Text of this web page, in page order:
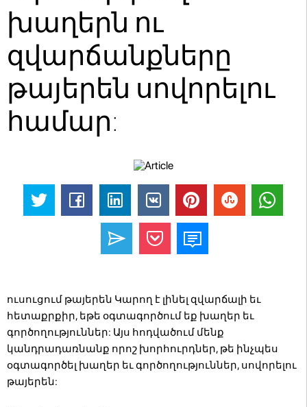
խաղերն ու
զվարճանքները
թայերեն սովորելու
համար:
ուսուցում թայերեն Կարող է լինել զվարճալի եւ
հետաքրքիր, եթե օգտագործում եք խաղեր եւ
գործողություններ: Այս հոդվածում մենք
կանդրադառնանք որոշ խորհուրդներ, թե ինչպես
օգտագործել խաղեր եւ գործողություններ, սովորելու
թայերեն: